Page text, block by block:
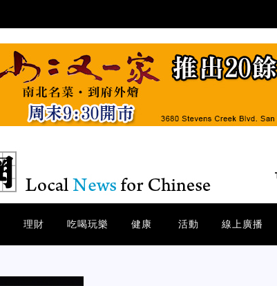
理財 吃喝玩樂 健康 活動 線上廣播